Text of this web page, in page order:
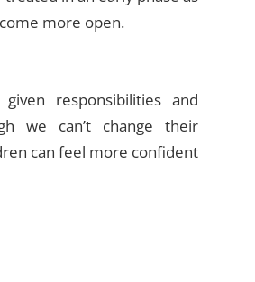
more open.
responsibilities and
we can’t change their
can feel more confident